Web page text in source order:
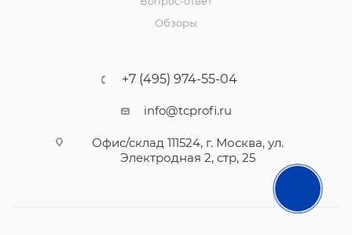
Обзоры
+7 (495) 974-55-04
info@tcprofi.ru
Офис/склад 111524, г. Москва, ул.
Электродная 2, стр, 25